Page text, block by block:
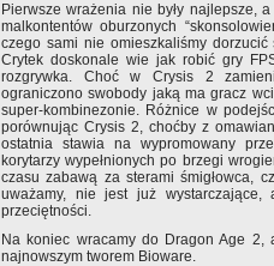
Pierwsze wrażenia nie były najlepsze,
malkontentów oburzonych
czego sami nie omieszkaliśmy
Crytek doskonale wie jak robić gry
rozgrywka. Choć w Crysis 2
ograniczono swobody jaką ma gracz
super-kombinezonie. Różnice w
porównując Crysis 2, choćby z
ostatnia stawia na wypromowany
korytarzy wypełnionych po brzegi
czasu zabawą za sterami śmigłowca,
uważamy, nie jest już
przeciętności.
Na koniec wracamy do Dragon Age 2,
najnowszym tworem Bioware.